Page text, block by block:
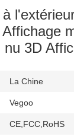
3D
La Chine
Vegoo
CE,FCC,RoHS